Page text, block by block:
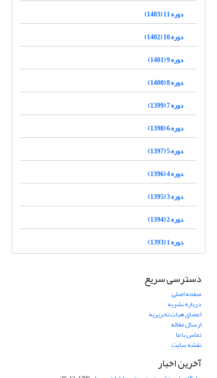
دوره 11 (1403)
دوره 10 (1402)
دوره 9 (1401)
دوره 8 (1400)
دوره 7 (1399)
دوره 6 (1398)
دوره 5 (1397)
دوره 4 (1396)
دوره 3 (1395)
دوره 2 (1394)
دوره 1 (1393)
دسترسی سریع
صفحه اصلی
درباره نشریه
اعضای هیات تحریریه
ارسال مقاله
تماس با ما
نقشه سایت
آخرین اخبار